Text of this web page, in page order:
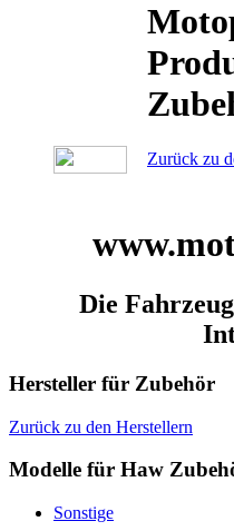
Die
Zurück zu
Hersteller für Zubehör
Zurück zu den Herstellern
Modelle für Haw
Sonstige